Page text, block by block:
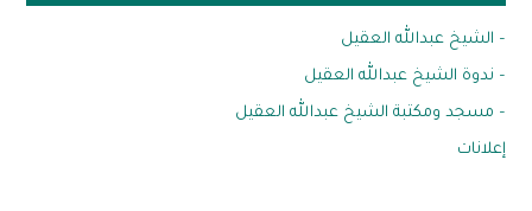
– الشيخ عبدالله العقيل
– ندوة الشيخ عبدالله العقيل
– مسجد ومكتبة الشيخ عبدالله العقيل
إعلانات